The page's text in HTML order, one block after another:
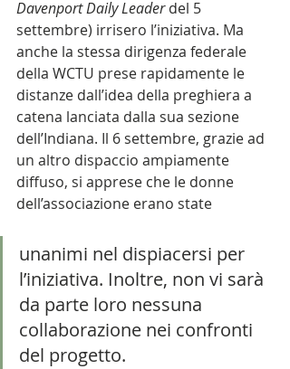
Davenport Daily Leader del 5
settembre) irrisero l’iniziativa. Ma
anche la stessa dirigenza federale
della WCTU prese rapidamente le
distanze dall’idea della preghiera a
catena lanciata dalla sua sezione
dell’Indiana. Il 6 settembre, grazie ad
un altro dispaccio ampiamente
diffuso, si apprese che le donne
dell’associazione erano state
unanimi nel dispiacersi per
l’iniziativa. Inoltre, non vi sarà
da parte loro nessuna
collaborazione nei confronti
del progetto.